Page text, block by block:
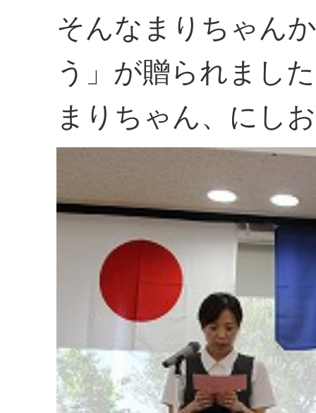
そんなまりちゃん
う」が贈られまし
まりちゃん、にし